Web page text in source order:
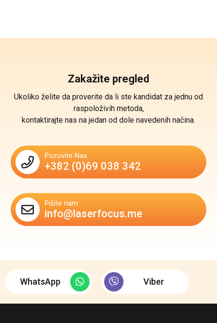
Zakažite pregled
Ukoliko želite da proverite da li ste kandidat za jednu od
raspoloživih metoda,
kontaktirajte nas na jedan od dole navedenih načina.
Pozovite Nas
+382 (0)69 038 342
Pišite nam
info@laserfocus.me
WhatsApp Viber